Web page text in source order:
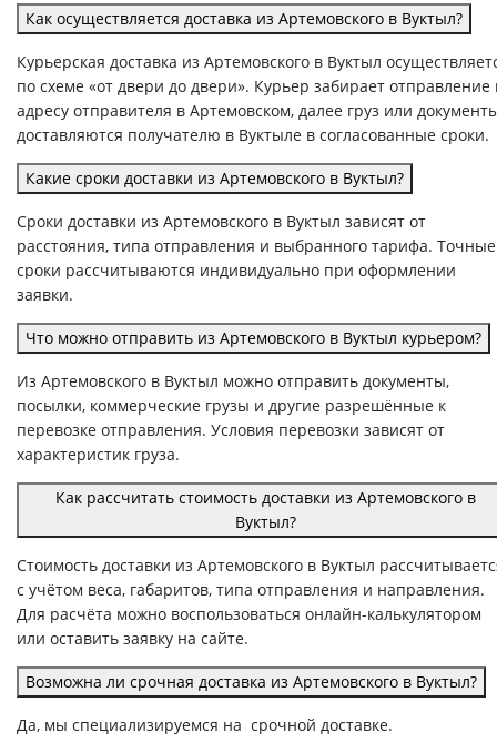
Как осуществляется доставка из Артемовского в Вуктыл?
Курьерская доставка из Артемовского в Вуктыл
по схеме «от двери до двери». Курьер забирает отправление
адресу отправителя в Артемовском, далее груз или
доставляются получателю в Вуктыле в согласованные сроки.
Какие сроки доставки из Артемовского в Вуктыл?
Сроки доставки из Артемовского в Вуктыл зависят от
расстояния, типа отправления и выбранного тарифа. Точные
сроки рассчитываются индивидуально при оформлении
заявки.
Что можно отправить из Артемовского в Вуктыл курьером?
Из Артемовского в Вуктыл можно отправить документы,
посылки, коммерческие грузы и другие разрешённые к
перевозке отправления. Условия перевозки зависят от
характеристик груза.
Как рассчитать стоимость доставки из Артемовского в
Вуктыл?
Стоимость доставки из Артемовского в Вуктыл
с учётом веса, габаритов, типа отправления и направления.
Для расчёта можно воспользоваться онлайн-калькулятором
или оставить заявку на сайте.
Возможна ли срочная доставка из Артемовского в Вуктыл?
Да, мы специализируемся на срочной доставке.